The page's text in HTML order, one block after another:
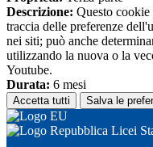
Descrizione: Questo cookie
traccia delle preferenze
nei siti; può anche
utilizzando la nuova o la
Youtube.
Durata: 6 mesi
Accetta tutti Salva le
Licei